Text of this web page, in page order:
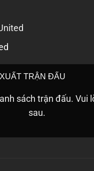
TRẬN ĐẤU
sách trận đấu. Vui
sau.